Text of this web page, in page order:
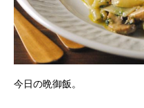
今日の晩御飯。